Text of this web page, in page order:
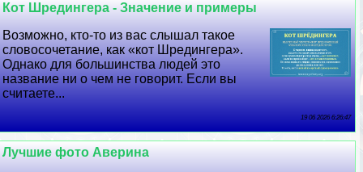
Кот Шредингера - Значение и примеры
Возможно, кто-то из вас слышал такое
словосочетание, как «кот Шредингера».
Однако для большинства людей это
название ни о чем не говорит. Если вы
считаете...
19 06 2026 6:26:47
Лучшие фото Аверина